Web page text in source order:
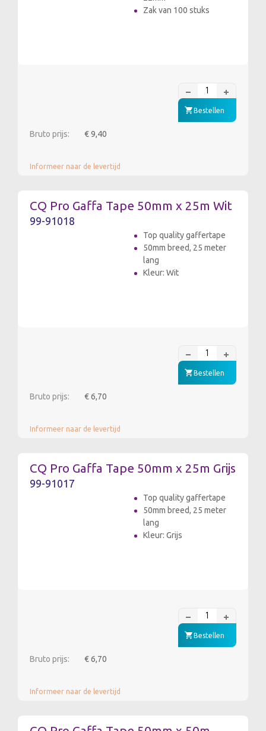
Zak van 100 stuks
Bestellen
Bruto prijs: € 9,40
Informeer naar de levertijd
CQ Pro Gaffa Tape 50mm x 25m Wit
99-91018
Top quality gaffertape
50mm breed, 25 meter
lang
Kleur: Wit
Bestellen
Bruto prijs: € 6,70
Informeer naar de levertijd
CQ Pro Gaffa Tape 50mm x 25m Grijs
99-91017
Top quality gaffertape
50mm breed, 25 meter
lang
Kleur: Grijs
Bestellen
Bruto prijs: € 6,70
Informeer naar de levertijd